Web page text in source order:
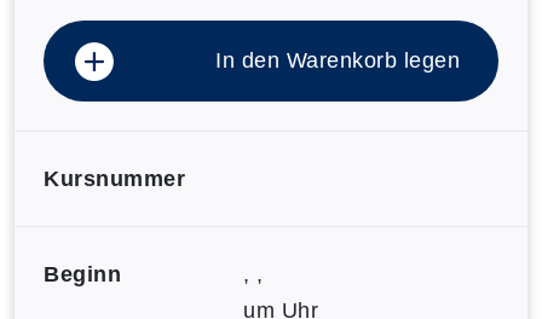
In den Warenkorb legen
Kursnummer
Beginn
, ,
um Uhr